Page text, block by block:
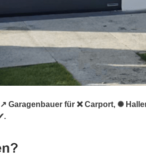
Garagenbauer für ❌ Carport, ✺